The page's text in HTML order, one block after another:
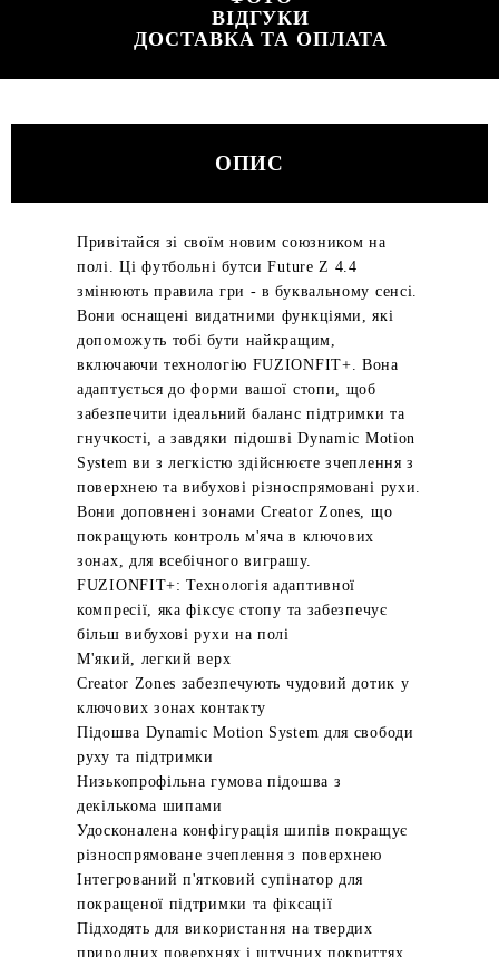
ВІДГУКИ
ДОСТАВКА ТА ОПЛАТА
ОПИС
Привітайся зі своїм новим союзником на
полі. Ці футбольні бутси Future Z 4.4
змінюють правила гри - в буквальному сенсі.
Вони оснащені видатними функціями, які
допоможуть тобі бути найкращим,
включаючи технологію FUZIONFIT+. Вона
адаптується до форми вашої стопи, щоб
забезпечити ідеальний баланс підтримки та
гнучкості, а завдяки підошві Dynamic Motion
System ви з легкістю здійснюєте зчеплення з
поверхнею та вибухові різноспрямовані рухи.
Вони доповнені зонами Creator Zones, що
покращують контроль м'яча в ключових
зонах, для всебічного виграшу.
FUZIONFIT+: Технологія адаптивної
компресії, яка фіксує стопу та забезпечує
більш вибухові рухи на полі
М'який, легкий верх
Creator Zones забезпечують чудовий дотик у
ключових зонах контакту
Підошва Dynamic Motion System для свободи
руху та підтримки
Низькопрофільна гумова підошва з
декількома шипами
Удосконалена конфігурація шипів покращує
різноспрямоване зчеплення з поверхнею
Інтегрований п'ятковий супінатор для
покращеної підтримки та фіксації
Підходять для використання на твердих
природних поверхнях і штучних покриттях